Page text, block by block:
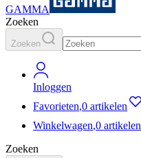
GAMMA
Zoeken
Zoeken
Inloggen
Favorieten,0 artikelen
Winkelwagen,0 artikelen
Zoeken